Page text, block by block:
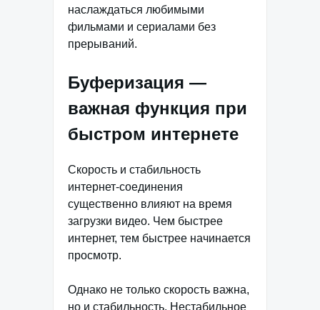
наслаждаться любимыми
фильмами и сериалами без
прерываний.
Буферизация —
важная функция при
быстром интернете
Скорость и стабильность
интернет-соединения
существенно влияют на время
загрузки видео. Чем быстрее
интернет, тем быстрее начинается
просмотр.
Однако не только скорость важна,
но и стабильность. Нестабильное